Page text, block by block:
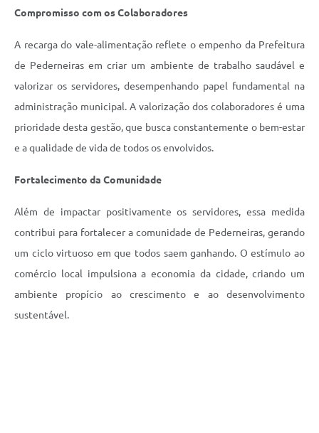
Compromisso com os Colaboradores
A recarga do vale-alimentação reflete o empenho da Prefeitura
de Pederneiras em criar um ambiente de trabalho saudável e
valorizar os servidores, desempenhando papel fundamental na
administração municipal. A valorização dos colaboradores é uma
prioridade desta gestão, que busca constantemente o bem-estar
e a qualidade de vida de todos os envolvidos.
Fortalecimento da Comunidade
Além de impactar positivamente os servidores, essa medida
contribui para fortalecer a comunidade de Pederneiras, gerando
um ciclo virtuoso em que todos saem ganhando. O estímulo ao
comércio local impulsiona a economia da cidade, criando um
ambiente propício ao crescimento e ao desenvolvimento
sustentável.